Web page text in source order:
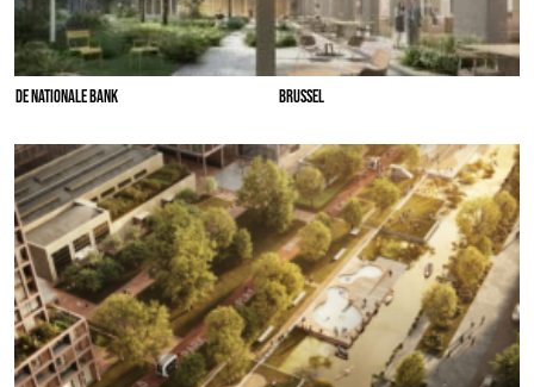
DE NATIONALE BANK BRUSSEL